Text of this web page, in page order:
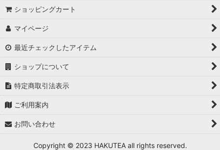
ショッピングカート
マイページ
最近チェックしたアイテム
ショップについて
特定商取引法表示
ご利用案内
お問い合わせ
Copyright © 2023 HAKUTEA all rights reserved.